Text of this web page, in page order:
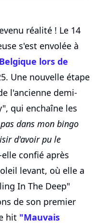
réalité ! Le 14
s'est envolée à
lors de
Une nouvelle étape
l'ancienne demi-
qui enchaîne les
dans mon bingo
d'avoir pu le
elle confié après
levant, où elle a
In The Deep"
de son premier
hit "Mauvais